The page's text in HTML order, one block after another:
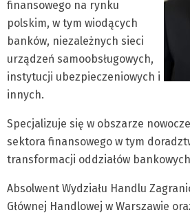
finansowego na rynku
polskim, w tym wiodących
banków, niezależnych sieci
urządzeń samoobsługowych,
instytucji ubezpieczeniowych i
innych.
Specjalizuje się w obszarze
sektora finansowego w tym
transformacji oddziałów
Absolwent Wydziału Handlu
Głównej Handlowej w Warszawie